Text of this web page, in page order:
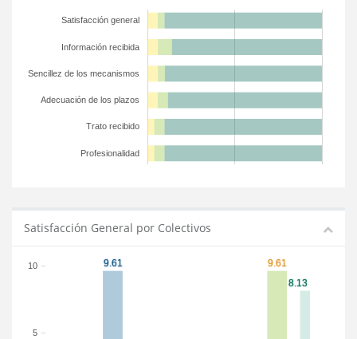
Satisfacción general
Información recibida
Sencillez de los mecanismos
Adecuación de los plazos
Trato recibido
Profesionalidad
Satisfacción General por Colectivos
5
10